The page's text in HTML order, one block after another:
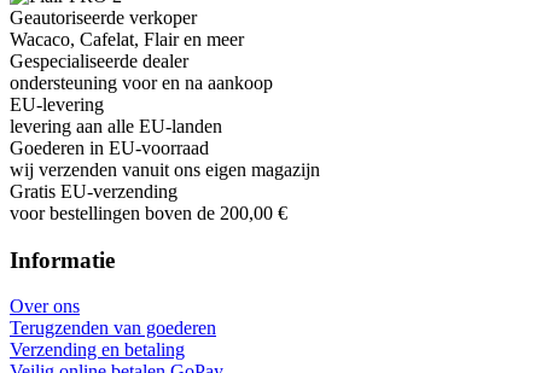
Geautoriseerde verkoper
Wacaco, Cafelat, Flair en meer
Gespecialiseerde dealer
ondersteuning voor en na aankoop
EU-levering
levering aan alle EU-landen
Goederen in EU-voorraad
wij verzenden vanuit ons eigen magazijn
Gratis EU-verzending
voor bestellingen boven de 200,00 €
Informatie
Over ons
Terugzenden van goederen
Verzending en betaling